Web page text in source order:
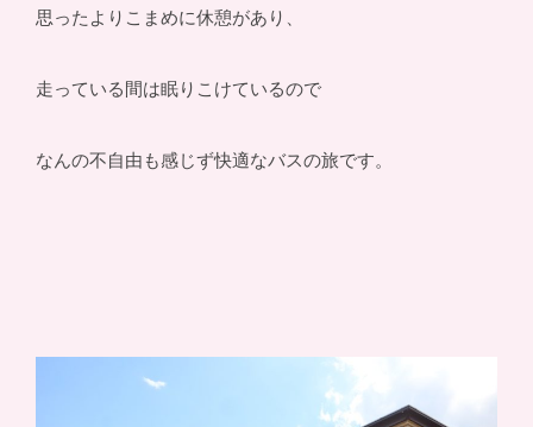
思ったよりこまめに休憩があり、
走っている間は眠りこけているので
なんの不自由も感じず快適なバスの旅です。